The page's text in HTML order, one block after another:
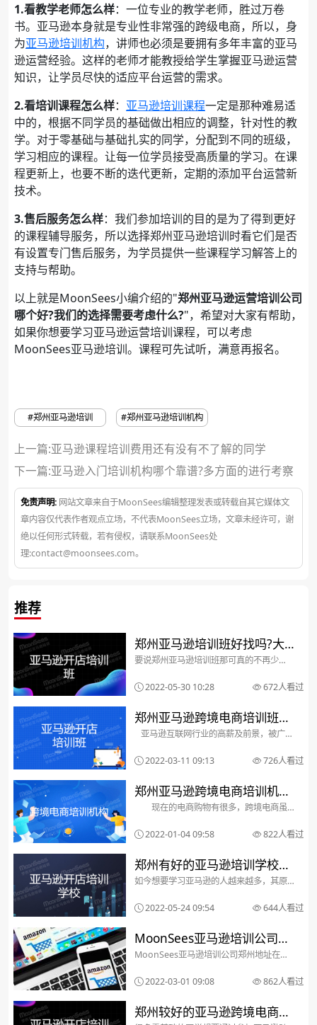
1.看教学老师怎么样：一位专业的教学老师，胜过万卷
书。亚马逊本身就是专业性非常强的跨级电商，所以，身
为亚马逊培训机构，讲师也必须是要拥有多年丰富的亚马
逊运营经验。这样的老师才能教授给学生掌握亚马逊运营
知识，让学员尽快的适应平台运营的需求。
2.看培训课程怎么样： 亚马逊培训课程一定是那种难易适
中的，根据不同学员的基础做出相应的调整，针对性的教
学。对于零基础与基础扎实的同学，分配到不同的班级，
学习相应的课程。让每一位学员接受高质量的学习。在课
程更新上，也要不断的迭代更新，定期的添加平台运营新
技术。
3.售后服务怎么样：我们参加培训的目的是为了得到更好
的课程辅导服务，所以选择郑州亚马逊培训时看它们是否
有设置专门售后服务，为学员提供一些课程学习解答上的
支持与帮助。
以上就是MoonSees小编介绍的"郑州亚马逊运营培训公司
哪个好?我们的选择需要考虑什么?"，希望对大家有帮助，
如果你想要学习亚马逊运营培训课程，可以考虑
MoonSees亚马逊培训。课程可先试听，满意再报名。
#郑州亚马逊培训 #郑州亚马逊培训机构
上一篇:亚马逊课程培训费用还有没有不了解的同学
下一篇:亚马逊入门培训机构哪个靠谱?多方面的进行考察
免责声明: 网站文章来自于MoonSees编辑整理发表或转载自其它媒体文
章内容仅代表作者观点立场，不代表MoonSees立场，文章未经许可，谢
绝以任何形式转载，若有侵权，请联系MoonSees处
理:contact@moonsees.com。
推荐
郑州亚马逊培训班好找吗?大
家都是怎么找的?
要说郑州亚马逊培训班那可真的不再少
电商培训机构也开设了亚马逊课程，所
以，对于打算学习亚马逊的初学者来说，
亚马逊培训工作多年经验总...
2022-05-30 10:28 672人看过
郑州亚马逊跨境电商培训班哪
个最好？
亚马逊互联网行业的高薪及前景，被广为
然不能错过，所以从事这个行业的人越来
越多，面对毫无亚马逊知识储备的他们，
梁，不过要说郑...
2022-03-11 09:13 726人看过
郑州亚马逊跨境电商培训机构
排名最好的是哪家
现在的电商购物有很多，跨境电商虽
购老大的地位，应用与发展前景非常可
观。那么，郑州亚马逊跨境电商培训机构
MoonSees亚马逊跨境电...
2022-01-04 09:58 822人看过
郑州有好的亚马逊培训学校
吗?看看老学员是怎么化解这
道难题的
如今想要学习亚马逊的人越来越多，其原
很久之前就被称为世界第一跨境电商平
台，每年亚马逊的相关行业新增一直是几
达到上千美金左右。而对...
2022-05-24 09:54 644人看过
MoonSees亚马逊培训公司郑
州地址在哪里?
MoonSees亚马逊培训公司郑州地址在哪
信阳人想来郑州MoonSees学习亚马逊培
训运营课程但是他们不知道公司具体地址
MoonSe...
2022-03-01 09:08 862人看过
郑州较好的亚马逊跨境电商运